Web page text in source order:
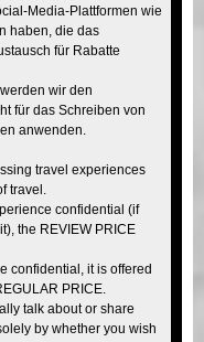
Media-Plattformen wie
haben, die das
für Rabatte
wir den
für das Schreiben von
anwenden.
travel experiences
travel.
confidential (if
the REVIEW PRICE
confidential, it is offered
PRICE.
talk about or share
by whether you wish